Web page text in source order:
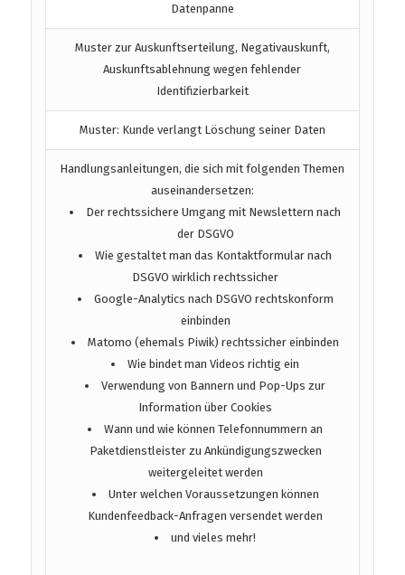
Datenpanne
Muster zur Auskunftserteilung, Negativauskunft,
Auskunftsablehnung wegen fehlender
Identifizierbarkeit
Muster: Kunde verlangt Löschung seiner Daten
Handlungsanleitungen, die sich mit folgenden Themen
auseinandersetzen:
Der rechtssichere Umgang mit Newslettern nach
der DSGVO
Wie gestaltet man das Kontaktformular nach
DSGVO wirklich rechtssicher
Google-Analytics nach DSGVO rechtskonform
einbinden
Matomo (ehemals Piwik) rechtssicher einbinden
Wie bindet man Videos richtig ein
Verwendung von Bannern und Pop-Ups zur
Information über Cookies
Wann und wie können Telefonnummern an
Paketdienstleister zu Ankündigungszwecken
weitergeleitet werden
Unter welchen Voraussetzungen können
Kundenfeedback-Anfragen versendet werden
und vieles mehr!